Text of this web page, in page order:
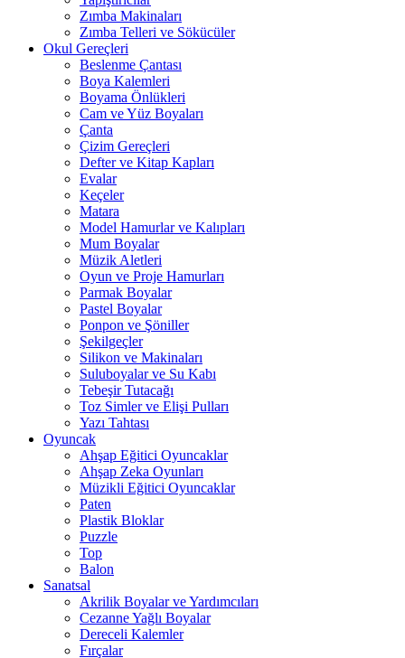
Zımba Makinaları
Zımba Telleri ve Sökücüler
Okul Gereçleri
Beslenme Çantası
Boya Kalemleri
Boyama Önlükleri
Cam ve Yüz Boyaları
Çanta
Çizim Gereçleri
Defter ve Kitap Kapları
Evalar
Keçeler
Matara
Model Hamurlar ve Kalıpları
Mum Boyalar
Müzik Aletleri
Oyun ve Proje Hamurları
Parmak Boyalar
Pastel Boyalar
Ponpon ve Şöniller
Şekilgeçler
Silikon ve Makinaları
Suluboyalar ve Su Kabı
Tebeşir Tutacağı
Toz Simler ve Elişi Pulları
Yazı Tahtası
Oyuncak
Ahşap Eğitici Oyuncaklar
Ahşap Zeka Oyunları
Müzikli Eğitici Oyuncaklar
Paten
Plastik Bloklar
Puzzle
Top
Balon
Sanatsal
Akrilik Boyalar ve Yardımcıları
Cezanne Yağlı Boyalar
Dereceli Kalemler
Fırçalar